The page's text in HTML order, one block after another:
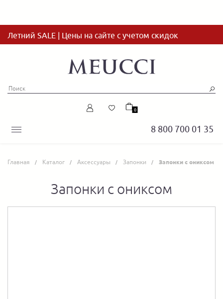
Летний SALE | Цены на сайте с учетом скидок
8 800 700 01 35
0
Главная Каталог Аксессуары Запонки Запонки с ониксом
Запонки с ониксом